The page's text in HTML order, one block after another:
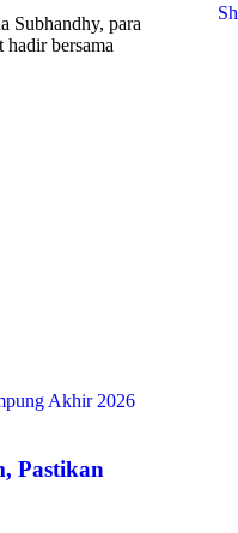
Subhandhy, para
bersama
Pastikan